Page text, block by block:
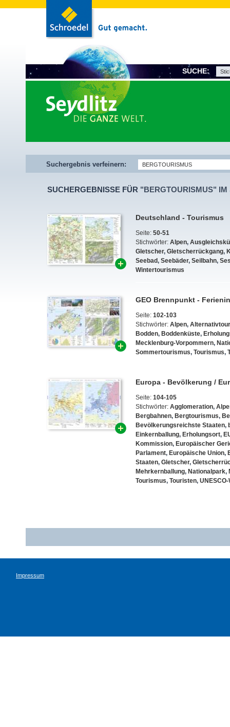
SUCHE:
Suchergebnis verfeinern:
SUCHERGEBNISSE FÜR "BERGTOURISMUS" IM
Deutschland - Tourismus
Seite: 50-51
Stichwörter: Alpen,
Gletscher, Gletscherrückgang,
Seebad, Seebäder, Seilbahn,
Wintertourismus
GEO Brennpunkt -
Seite: 102-103
Stichwörter: Alpen,
Bodden, Boddenküste,
Mecklenburg-Vorpommern,
Sommertourismus, Tourismus,
Europa - Bevölkerung /
Seite: 104-105
Stichwörter: Agglomeration,
Bergbahnen, Bergtourismus,
Bevölkerungsreichste Staaten,
Einkernballung, Erholungsort,
Kommission, Europäischer
Parlament, Europäische Union,
Staaten, Gletscher,
Mehrkernballung, Nationalpark,
Tourismus, Touristen,
Impressum